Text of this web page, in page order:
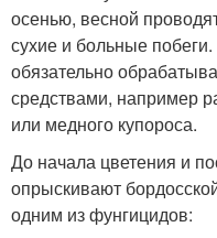
осенью, весной
сухие и больные
обязательно
средствами, например
или медного купороса.
До начала цветения и
опрыскивают
одним из фунгицидов: